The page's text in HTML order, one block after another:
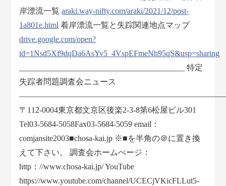
岸漂流一覧araki.way-nifty.com/araki/2021/12/post-
1a801e.html 着岸漂流一覧と失踪関連地点マップ
drive.google.com/open?
id=1Nsd5Xf9dqDa6AsYv5_4VspEFmeNh95qS&usp=sharing
_________________________________________ 特定
失踪者問題調査会ニュース
〒112-0004東京都文京区後楽2-3-8第6松屋ビル301
Tel03-5684-5058Fax03-5684-5059 email：
comjansite2003■chosa-kai.jp ※■を半角の＠に置き換
えて下さい。 調査会ホームぺージ：
http：//www.chosa-kai.jp/ YouTube
https://www.youtube.com/channel/UCECjVKicFLLut5-